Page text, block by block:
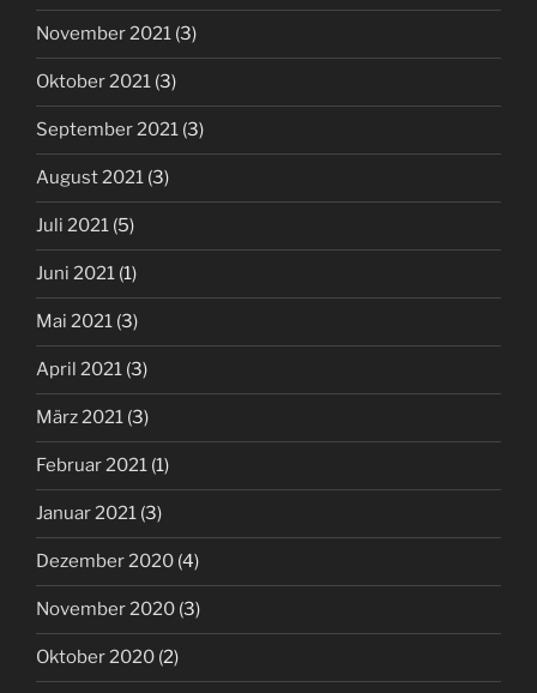
November 2021 (3)
Oktober 2021 (3)
September 2021 (3)
August 2021 (3)
Juli 2021 (5)
Juni 2021 (1)
Mai 2021 (3)
April 2021 (3)
März 2021 (3)
Februar 2021 (1)
Januar 2021 (3)
Dezember 2020 (4)
November 2020 (3)
Oktober 2020 (2)